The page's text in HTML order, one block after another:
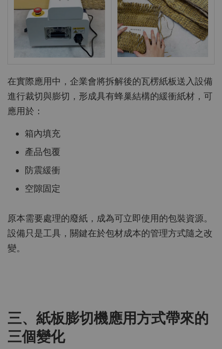
在實際應用中，企業會將拆解後的瓦楞紙板送入設備
進行裁切與膨切，形成具有蜂巢結構的緩衝紙材，可
應用於：
箱內填充
產品包覆
防震緩衝
空隙固定
原本需要處理的廢紙，成為可立即使用的包裝資源。
設備只是工具，關鍵在於包材成本的管理方式隨之改
變。
三、紙板膨切機應用方式帶來的
三個變化